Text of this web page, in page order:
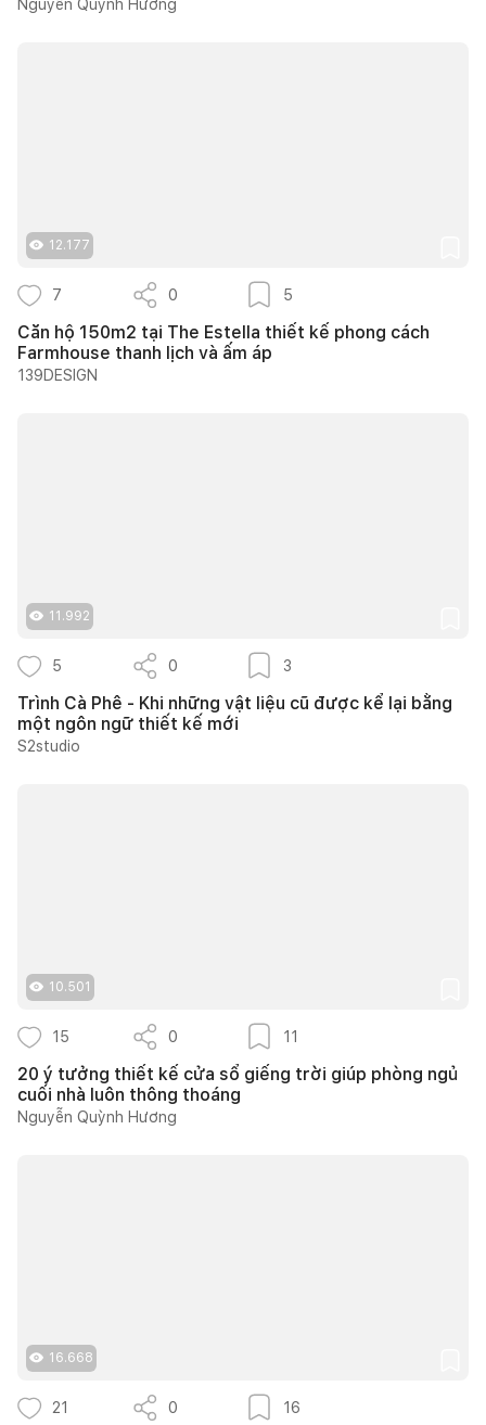
Nguyễn Quỳnh Hương
12.177
7 0 5
Căn hộ 150m2 tại The Estella thiết kế phong cách
Farmhouse thanh lịch và ấm áp
139DESIGN
11.992
5 0 3
Trình Cà Phê - Khi những vật liệu cũ được kể lại bằng
một ngôn ngữ thiết kế mới
S2studio
10.501
15 0 11
20 ý tưởng thiết kế cửa sổ giếng trời giúp phòng ngủ
cuối nhà luôn thông thoáng
Nguyễn Quỳnh Hương
16.668
21 0 16